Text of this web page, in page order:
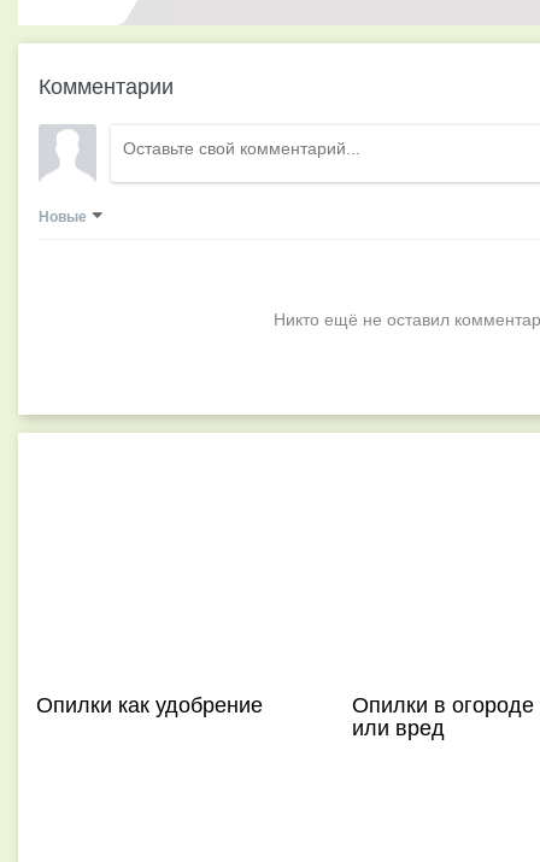
Комментарии
Новые
Никто ещё не оставил
Опилки как удобрение Опилки в огороде
или вред